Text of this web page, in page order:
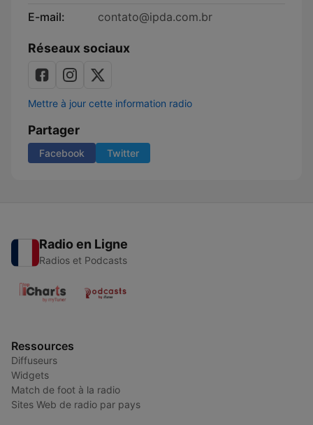
E-mail:
contato@ipda.com.br
Réseaux sociaux
Mettre à jour cette information radio
Partager
Facebook Twitter
Radio en Ligne
Radios et Podcasts
Ressources
Diffuseurs
Widgets
Match de foot à la radio
Sites Web de radio par pays